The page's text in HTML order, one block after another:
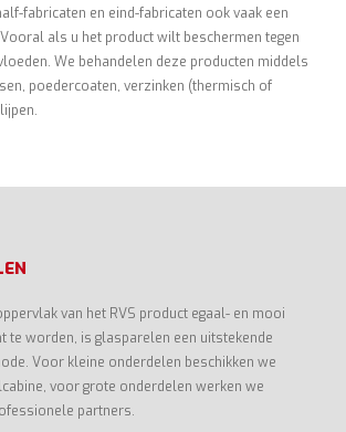
fabricaten en eind-fabricaten ook vaak een
als u het product wilt beschermen tegen
We behandelen deze producten middels
poedercoaten, verzinken (thermisch of
van het RVS product egaal- en mooi
te worden, is glasparelen een uitstekende
Voor kleine onderdelen beschikken we
voor grote onderdelen werken we
partners.